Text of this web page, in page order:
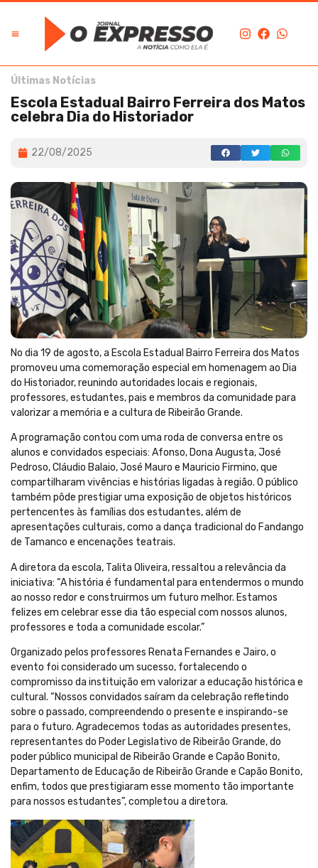
Últimas Notícias
Escola Estadual Bairro Ferreira dos Matos
celebra Dia do Historiador
22/08/2025
No dia 19 de agosto, a Escola Estadual Bairro Ferreira dos Matos
promoveu uma comemoração especial em homenagem ao Dia
do Historiador, reunindo autoridades locais e regionais,
professores, estudantes, pais e membros da comunidade para
valorizar a memória e a cultura de Ribeirão Grande.
A programação contou com uma roda de conversa entre os
alunos e convidados especiais: Afonso, Dona Augusta, José
Pedroso, Cláudio Balaio, José Mauro e Mauricio Firmino, que
compartilharam vivências e histórias ligadas à região. O público
também pôde prestigiar uma exposição de objetos históricos
pertencentes às famílias dos estudantes, além de
apresentações culturais, como a dança tradicional do Fandango
de Tamanco e encenações teatrais.
A diretora da escola, Talita Oliveira, ressaltou a relevância da
iniciativa: “A história é fundamental para entendermos o mundo
ao nosso redor e construirmos um futuro melhor. Estamos
felizes em celebrar esse dia tão especial com nossos alunos,
professores e toda a comunidade escolar.”
Organizado pelos professores Renata Fernandes e Jairo, o
evento foi considerado um sucesso, fortalecendo o
compromisso da instituição em valorizar a educação histórica e
cultural. “Nossos convidados saíram da celebração refletindo
sobre o passado, compreendendo o presente e inspirando-se
para o futuro. Agradecemos todas as autoridades presentes,
representantes do Poder Legislativo de Ribeirão Grande, do
poder público municipal de Ribeirão Grande e Capão Bonito,
Departamento de Educação de Ribeirão Grande e Capão Bonito,
enfim, todos que prestigiaram esse momento tão importante
para nossos estudantes”, completou a diretora.